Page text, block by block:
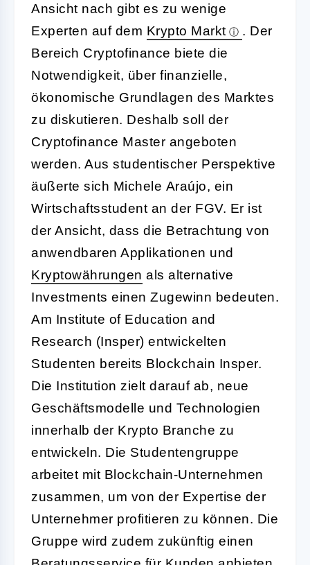
Ansicht nach gibt es zu wenige
Experten auf dem Krypto Markt
. Der
Bereich Cryptofinance biete die
Notwendigkeit, über finanzielle,
ökonomische Grundlagen des Marktes
zu diskutieren. Deshalb soll der
Cryptofinance Master angeboten
werden. Aus studentischer Perspektive
äußerte sich Michele Araújo, ein
Wirtschaftsstudent an der FGV. Er ist
der Ansicht, dass die Betrachtung von
anwendbaren Applikationen und
Kryptowährungen als alternative
Investments einen Zugewinn bedeuten.
Am Institute of Education and
Research (Insper) entwickelten
Studenten bereits Blockchain Insper.
Die Institution zielt darauf ab, neue
Geschäftsmodelle und Technologien
innerhalb der Krypto Branche zu
entwickeln. Die Studentengruppe
arbeitet mit Blockchain-Unternehmen
zusammen, um von der Expertise der
Unternehmer profitieren zu können. Die
Gruppe wird zudem zukünftig einen